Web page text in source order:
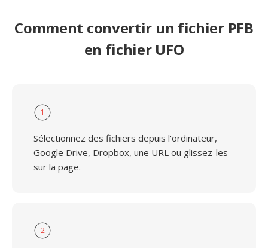
Comment convertir un fichier PFB
en fichier UFO
1
Sélectionnez des fichiers depuis l'ordinateur,
Google Drive, Dropbox, une URL ou glissez-les
sur la page.
2